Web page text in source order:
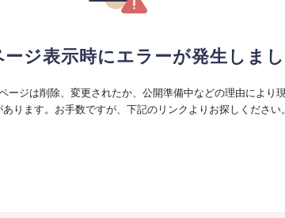
ジ表示時にエラーが発生しまし
ージは削除、変更されたか、公開準備中などの理由により
ります。お手数ですが、下記のリンクよりお探しください。